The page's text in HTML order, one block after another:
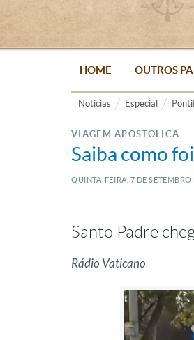
HOME OUTROS
Notícias Especial
VIAGEM APOSTÓLICA
Saiba como
QUINTA-FEIRA, 7 DE SETEMBRO
Santo Padre
Rádio Vaticano